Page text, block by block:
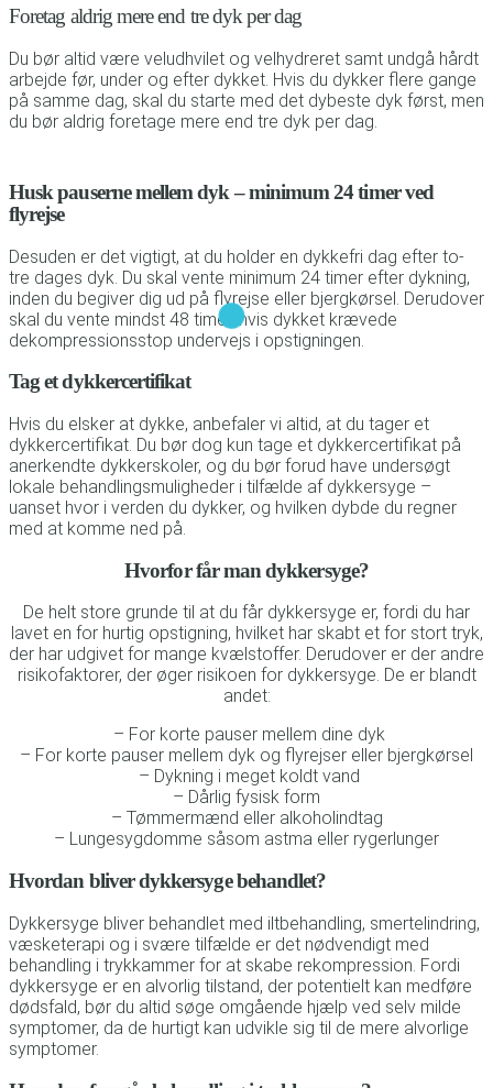
Foretag aldrig mere end tre dyk per dag
Du bør altid være veludhvilet og velhydreret samt undgå hårdt
arbejde før, under og efter dykket. Hvis du dykker flere gange
på samme dag, skal du starte med det dybeste dyk først, men
du bør aldrig foretage mere end tre dyk per dag.
Husk pauserne mellem dyk – minimum 24 timer ved
flyrejse
Desuden er det vigtigt, at du holder en dykkefri dag efter to-
tre dages dyk. Du skal vente minimum 24 timer efter dykning,
inden du begiver dig ud på flyrejse eller bjergkørsel. Derudover
skal du vente mindst 48 timer, hvis dykket krævede
dekompressionsstop undervejs i opstigningen.
Tag et dykkercertifikat
Hvis du elsker at dykke, anbefaler vi altid, at du tager et
dykkercertifikat. Du bør dog kun tage et dykkercertifikat på
anerkendte dykkerskoler, og du bør forud have undersøgt
lokale behandlingsmuligheder i tilfælde af dykkersyge –
uanset hvor i verden du dykker, og hvilken dybde du regner
med at komme ned på.
Hvorfor får man dykkersyge?
De helt store grunde til at du får dykkersyge er, fordi du har
lavet en for hurtig opstigning, hvilket har skabt et for stort tryk,
der har udgivet for mange kvælstoffer. Derudover er der andre
risikofaktorer, der øger risikoen for dykkersyge. De er blandt
andet:
– For korte pauser mellem dine dyk
– For korte pauser mellem dyk og flyrejser eller bjergkørsel
– Dykning i meget koldt vand
– Dårlig fysisk form
– Tømmermænd eller alkoholindtag
– Lungesygdomme såsom astma eller rygerlunger
Hvordan bliver dykkersyge behandlet?
Dykkersyge bliver behandlet med iltbehandling, smertelindring,
væsketerapi og i svære tilfælde er det nødvendigt med
behandling i trykkammer for at skabe rekompression. Fordi
dykkersyge er en alvorlig tilstand, der potentielt kan medføre
dødsfald, bør du altid søge omgående hjælp ved selv milde
symptomer, da de hurtigt kan udvikle sig til de mere alvorlige
symptomer.